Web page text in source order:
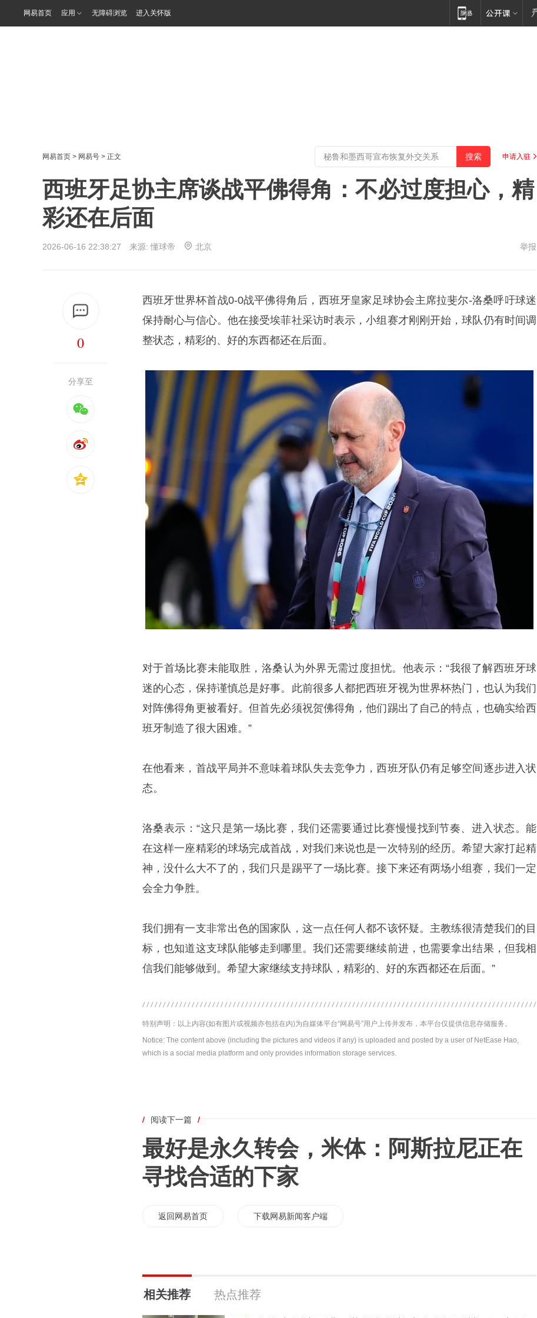
网易首页 应用 无障碍浏览 进入关怀版
网易首页 > 网易号 > 正文 申请入驻
西班牙足协主席谈战平佛得角：不必过度担心，精
彩还在后面
2026-06-16 22:38:27 来源: 懂球帝 北京 举报
0
分享至
西班牙世界杯首战0-0战平佛得角 后，西班牙皇家足球协会主席拉斐尔-洛桑呼吁球迷
保持耐心与信心。他在接受埃菲社采访时表示，小组赛才刚刚开始，球队仍有时间调
整状态，精彩的、好的东西都还在后面。
对于首场比赛未能取胜，洛桑认为外界无需过度担忧。他表示：“我很了解西班牙球
迷的心态，保持谨慎总是好事。此前很多人都把西班牙视为世界杯热门，也认为我们
对阵佛得角更被看好。但首先必须祝贺佛得角，他们踢出了自己的特点，也确实给西
班牙制造了很大困难。”
在他看来，首战平局并不意味着球队失去竞争力，西班牙队仍有足够空间逐步进入状
态。
洛桑表示：“这只是第一场比赛，我们还需要通过比赛慢慢找到节奏、进入状态。能
在这样一座精彩的球场完成首战，对我们来说也是一次特别的经历。希望大家打起精
神，没什么大不了的，我们只是踢平了一场比赛。接下来还有两场小组赛，我们一定
会全力争胜。
我们拥有一支非常出色的国家队，这一点任何人都不该怀疑。主教练很清楚我们的目
标，也知道这支球队能够走到哪里。我们还需要继续前进，也需要拿出结果，但我相
信我们能够做到。希望大家继续支持球队，精彩的、好的东西都还在后面。”
特别声明：以上内容(如有图片或视频亦包括在内)为自媒体平台“网易号”用户上传并发布，本平台仅提供信息存储服务。
Notice: The content above (including the pictures and videos if any) is uploaded and posted by a user of NetEase Hao,
which is a social media platform and only provides information storage services.
/ 阅读下一篇 /
最好是永久转会，米体：阿斯拉尼正在
寻找合适的下家
返回网易首页 下载网易新闻客户端
相关推荐 热点推荐